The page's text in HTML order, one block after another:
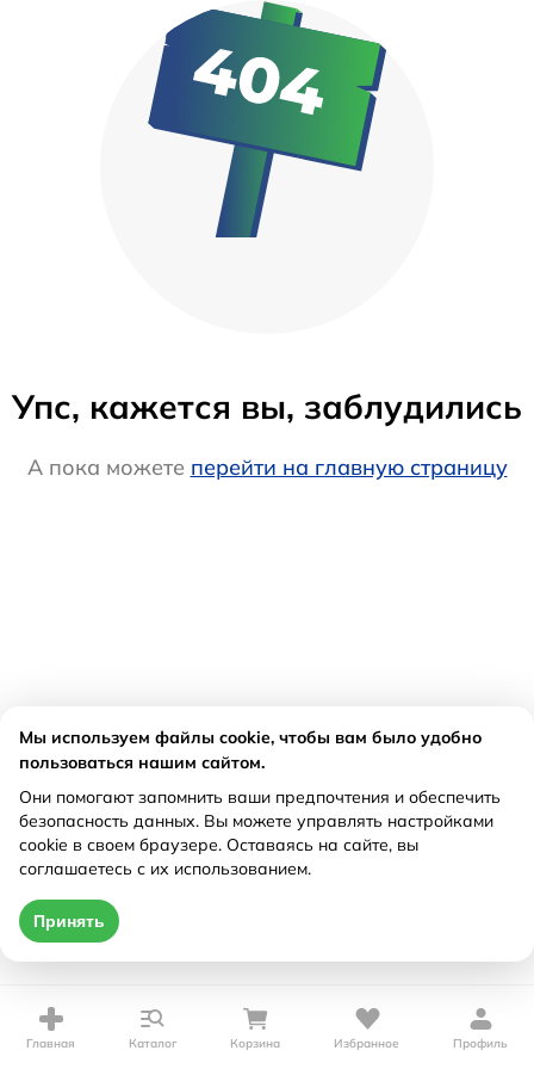
Упс, кажется вы, заблудились
А пока можете перейти на главную страницу
Главная Каталог Корзина Избранное Профиль
Мы используем файлы cookie, чтобы вам было удобно
пользоваться нашим сайтом.
Они помогают запомнить ваши предпочтения и обеспечить
безопасность данных. Вы можете управлять настройками
cookie в своем браузере. Оставаясь на сайте, вы
соглашаетесь с их использованием.
Принять